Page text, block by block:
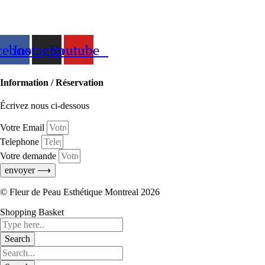
InstagramYoutube
Information / Réservation
Écrivez nous ci-dessous
Votre Email
Telephone
Votre demande
envoyer ⟶
© Fleur de Peau Esthétique Montreal 2026
Shopping Basket